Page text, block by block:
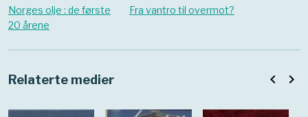
Norges olje : de første
20 årene
Fra vantro til overmot?
Relaterte medier navigate_before navigate_next